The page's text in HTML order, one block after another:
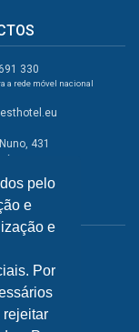
pelo
e
e
Por
rejeitar
330
a rede móvel nacional
431